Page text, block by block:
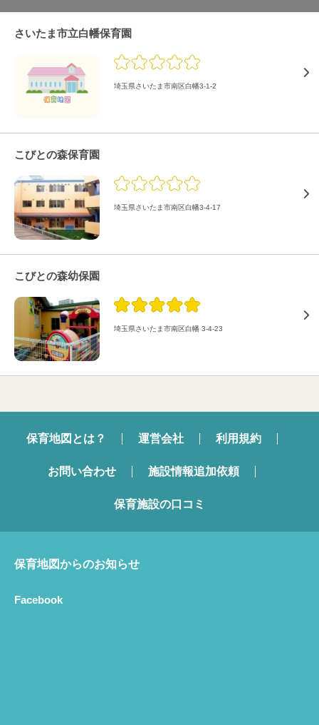
さいたま市立白幡保育園
埼玉県さいたま市南区白幡3-1-2
こびとの森保育園
埼玉県さいたま市南区白幡3-4-17
こびとの森幼保園
埼玉県さいたま市南区白幡 3-4-23
保育地図とは？ 運営会社 利用規約
お問い合わせ 施設情報追加依頼
保育施設の口コミ
保育地図からのお知らせ
Facebook